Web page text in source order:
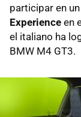
participar en
Experience en
el italiano ha
BMW M4 GT3.